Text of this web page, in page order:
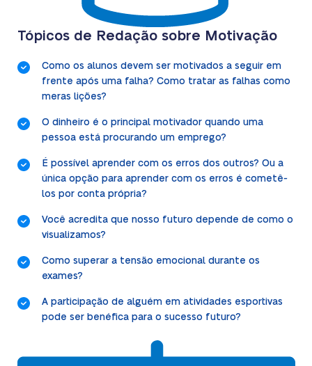
Tópicos de Redação sobre Motivação
Como os alunos devem ser motivados a seguir em
frente após uma falha? Como tratar as falhas como
meras lições?
O dinheiro é o principal motivador quando uma
pessoa está procurando um emprego?
É possível aprender com os erros dos outros? Ou a
única opção para aprender com os erros é cometê-
los por conta própria?
Você acredita que nosso futuro depende de como o
visualizamos?
Como superar a tensão emocional durante os
exames?
A participação de alguém em atividades esportivas
pode ser benéfica para o sucesso futuro?